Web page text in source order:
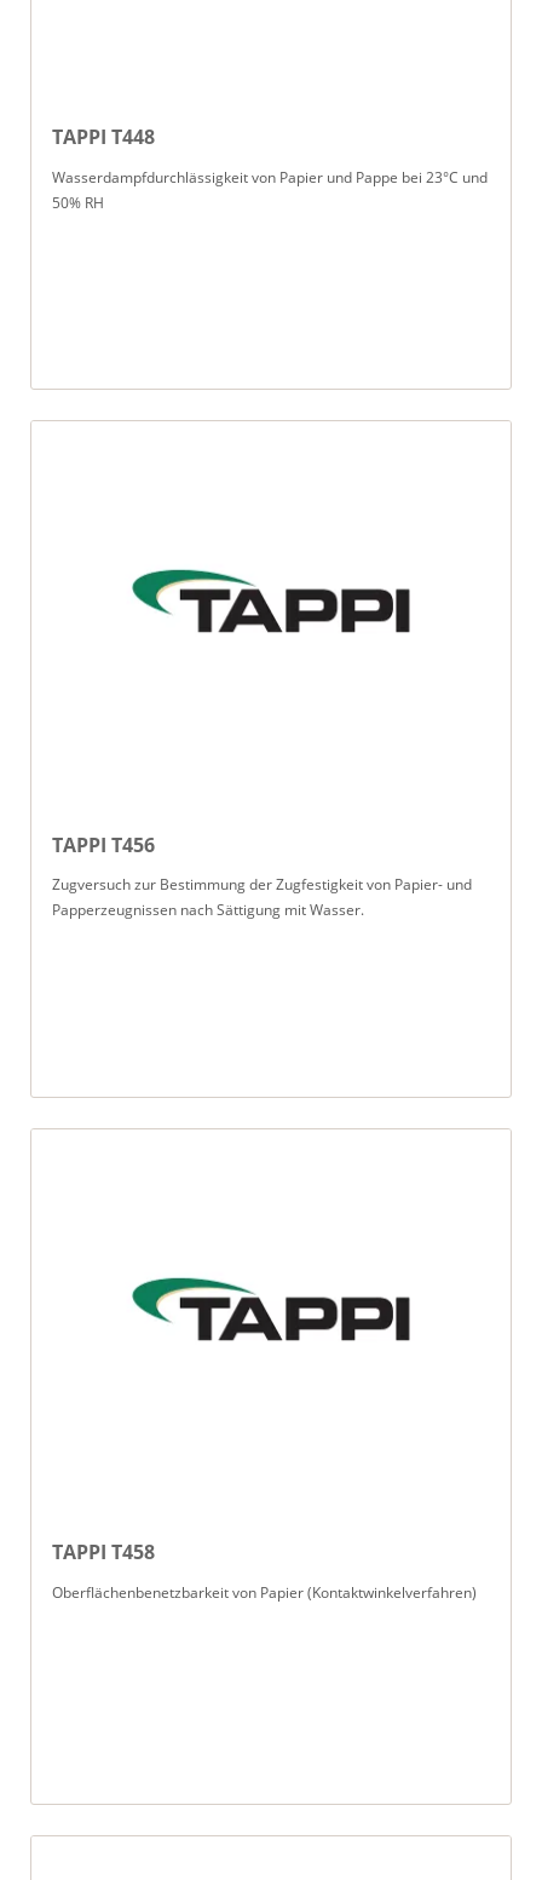
TAPPI T448
Wasserdampfdurchlässigkeit von Papier und Pappe bei 23°C und
50% RH
TAPPI T456
Zugversuch zur Bestimmung der Zugfestigkeit von Papier- und
Papperzeugnissen nach Sättigung mit Wasser.
TAPPI T458
Oberflächenbenetzbarkeit von Papier (Kontaktwinkelverfahren)